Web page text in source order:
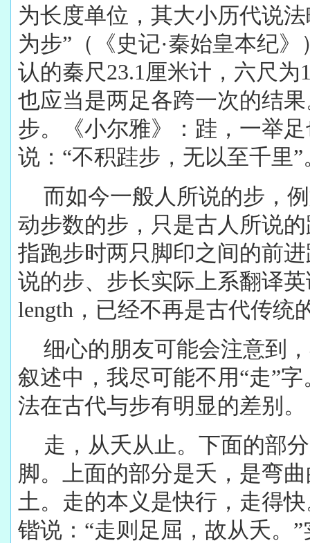
为长度单位，其大小历代说
为步”（《史记·秦始皇本纪
认的秦尺23.1厘米计，六尺为
也应当是两足各跨一次的结
步。《小尔雅》：跬，一举
说：“不积跬步，无以至千里”
而如今一般人所说的步，
动步数的步，只是古人所说
指跑步时两只脚印之间的前
说的步、步长实际上系翻译英
length，已经不再是古代传统
细心的朋友可能会注意到
叙述中，我尽可能不用“走”
法在古代与步有明显的差别。
走，从夭从止。下面的部
脚。上面的部分是夭，是弯
土。走的本义是快行，走得
锴说：“走则足屈，故从夭。